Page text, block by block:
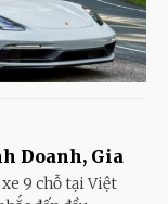
Doanh, Gia
9 chỗ tại Việt